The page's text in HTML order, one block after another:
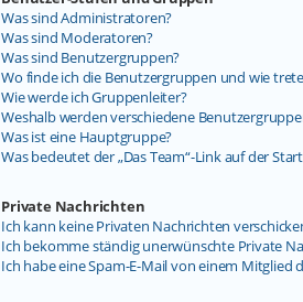
Was sind Administratoren?
Was sind Moderatoren?
Was sind Benutzergruppen?
Wo finde ich die Benutzergruppen und wie
Wie werde ich Gruppenleiter?
Weshalb werden verschiedene
Was ist eine Hauptgruppe?
Was bedeutet der „Das Team“-Link auf der
Private Nachrichten
Ich kann keine Privaten Nachrichten
Ich bekomme ständig unerwünschte Private
Ich habe eine Spam-E-Mail von einem Mitglied